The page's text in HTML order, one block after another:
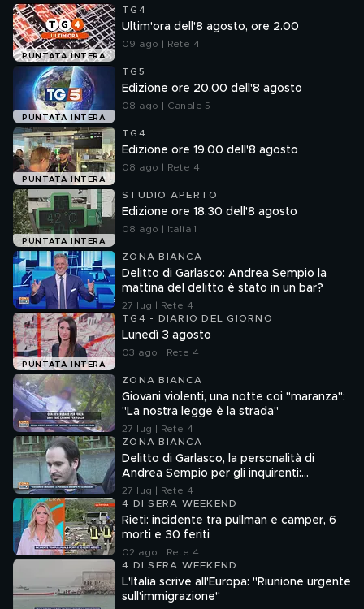
PUNTATA INTERA
TG4
Ultim'ora dell'8 agosto, ore 2.00
09 ago | Rete 4
PUNTATA INTERA
TG5
Edizione ore 20.00 dell'8 agosto
08 ago | Canale 5
PUNTATA INTERA
TG4
Edizione ore 19.00 dell'8 agosto
08 ago | Rete 4
PUNTATA INTERA
STUDIO APERTO
Edizione ore 18.30 dell'8 agosto
08 ago | Italia 1
ZONA BIANCA
Delitto di Garlasco: Andrea Sempio la
mattina del delitto è stato in un bar?
27 lug | Rete 4
PUNTATA INTERA
TG4 - DIARIO DEL GIORNO
Lunedì 3 agosto
03 ago | Rete 4
ZONA BIANCA
Giovani violenti, una notte coi "maranza":
"La nostra legge è la strada"
27 lug | Rete 4
ZONA BIANCA
Delitto di Garlasco, la personalità di
Andrea Sempio per gli inquirenti:
"Ossessionato e bugiardo"
27 lug | Rete 4
4 DI SERA WEEKEND
Rieti: incidente tra pullman e camper, 6
morti e 30 feriti
02 ago | Rete 4
4 DI SERA WEEKEND
L'Italia scrive all'Europa: "Riunione urgente
sull'immigrazione"